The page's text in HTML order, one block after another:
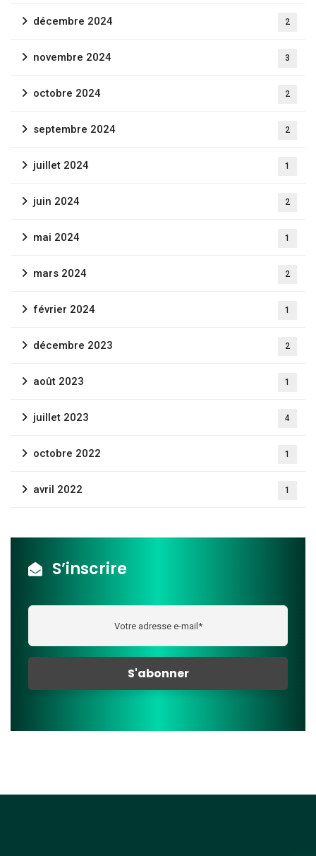
décembre 2024 2
novembre 2024 3
octobre 2024 2
septembre 2024 2
juillet 2024 1
juin 2024 2
mai 2024 1
mars 2024 2
février 2024 1
décembre 2023 2
août 2023 1
juillet 2023 4
octobre 2022 1
avril 2022 1
S’inscrire
Newsletter
nouvelles, les mises à jour et les offres spéciales